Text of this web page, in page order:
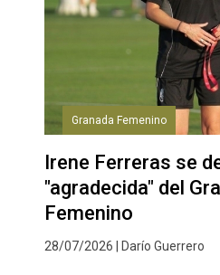
Granada Femenino
Irene Ferreras se
"agradecida" del
Femenino
28/07/2026 | Darío Guerrero